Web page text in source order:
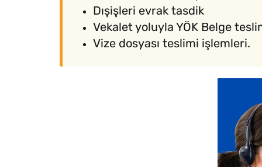
Dışişleri evrak tasdik
Vekalet yoluyla YÖK Belge
Vize dosyası teslimi işlemleri.